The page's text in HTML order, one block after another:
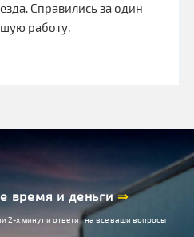
Справились за один
работу.
время и деньги⇒
2-х минут и ответит на все ваши вопросы